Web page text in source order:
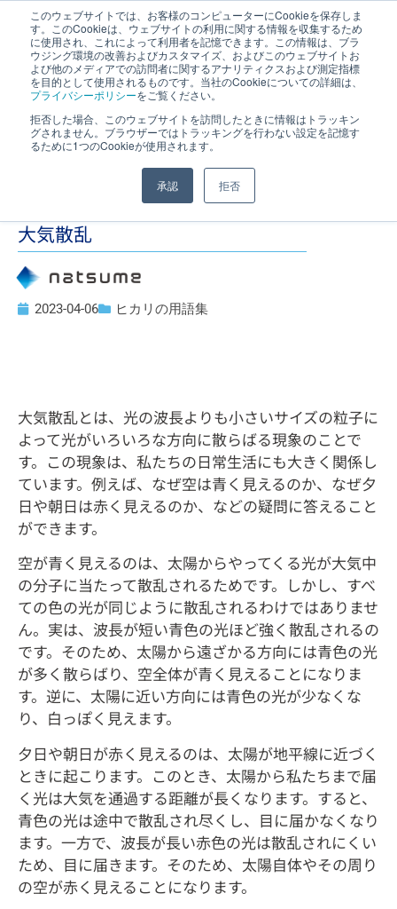
このウェブサイトでは、お客様のコンピューターにCookieを保存しま
す。このCookieは、ウェブサイトの利用に関する情報を収集するため
に使用され、これによって利用者を記憶できます。この情報は、ブラ
ウジング環境の改善およびカスタマイズ、およびこのウェブサイトお
よび他のメディアでの訪問者に関するアナリティクスおよび測定指標
を目的として使用されるものです。当社のCookieについての詳細は、
プライバシーポリシーをご覧ください。
拒否した場合、このウェブサイトを訪問したときに情報はトラッキン
グされません。ブラウザーではトラッキングを行わない設定を記憶す
るために1つのCookieが使用されます。
承認 拒否
JP｜EN
大気散乱
2023-04-06 ヒカリの用語集
大気散乱とは、光の波長よりも小さいサイズの粒子に
よって光がいろいろな方向に散らばる現象のことで
す。この現象は、私たちの日常生活にも大きく関係し
ています。例えば、なぜ空は青く見えるのか、なぜ夕
日や朝日は赤く見えるのか、などの疑問に答えること
ができます。
空が青く見えるのは、太陽からやってくる光が大気中
の分子に当たって散乱されるためです。しかし、すべ
ての色の光が同じように散乱されるわけではありませ
ん。実は、波長が短い青色の光ほど強く散乱されるの
です。そのため、太陽から遠ざかる方向には青色の光
が多く散らばり、空全体が青く見えることになりま
す。逆に、太陽に近い方向には青色の光が少なくな
り、白っぽく見えます。
夕日や朝日が赤く見えるのは、太陽が地平線に近づく
ときに起こります。このとき、太陽から私たちまで届
く光は大気を通過する距離が長くなります。すると、
青色の光は途中で散乱され尽くし、目に届かなくなり
ます。一方で、波長が長い赤色の光は散乱されにくい
ため、目に届きます。そのため、太陽自体やその周り
の空が赤く見えることになります。